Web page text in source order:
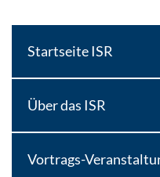
Startseite ISR
Über das ISR
Vortrags-